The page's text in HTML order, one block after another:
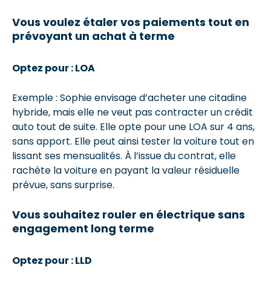
Vous voulez étaler vos paiements tout en
prévoyant un achat à terme
Optez pour : LOA
Exemple : Sophie envisage d’acheter une citadine
hybride, mais elle ne veut pas contracter un crédit
auto tout de suite. Elle opte pour une LOA sur 4 ans,
sans apport. Elle peut ainsi tester la voiture tout en
lissant ses mensualités. À l’issue du contrat, elle
rachète la voiture en payant la valeur résiduelle
prévue, sans surprise.
Vous souhaitez rouler en électrique sans
engagement long terme
Optez pour : LLD